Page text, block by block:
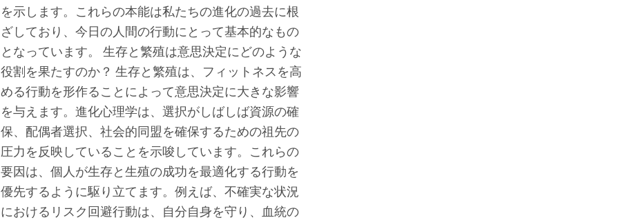
を示します。これらの本能は私たちの進化の過去に根
ざしており、今日の人間の行動にとって基本的なもの
となっています。 生存と繁殖は意思決定にどのような
役割を果たすのか？ 生存と繁殖は、フィットネスを高
める行動を形作ることによって意思決定に大きな影響
を与えます。進化心理学は、選択がしばしば資源の確
保、配偶者選択、社会的同盟を確保するための祖先の
圧力を反映していることを示唆しています。これらの
要因は、個人が生存と生殖の成功を最適化する行動を
優先するように駆り立てます。例えば、不確実な状況
におけるリスク回避行動は、自分自身を守り、血統の